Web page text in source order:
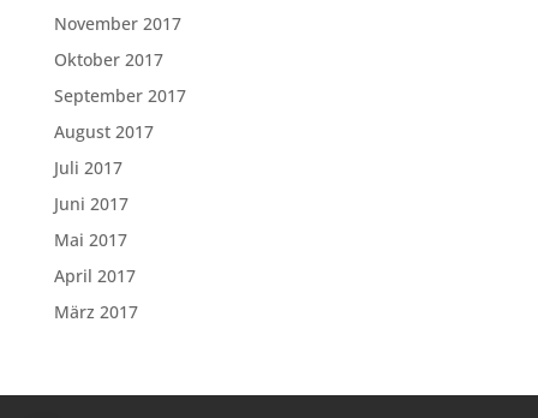
November 2017
Oktober 2017
September 2017
August 2017
Juli 2017
Juni 2017
Mai 2017
April 2017
März 2017